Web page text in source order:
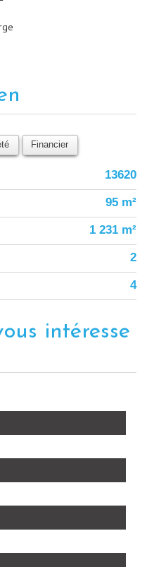
Financier
13620
95 m²
1 231 m²
2
4
intéresse